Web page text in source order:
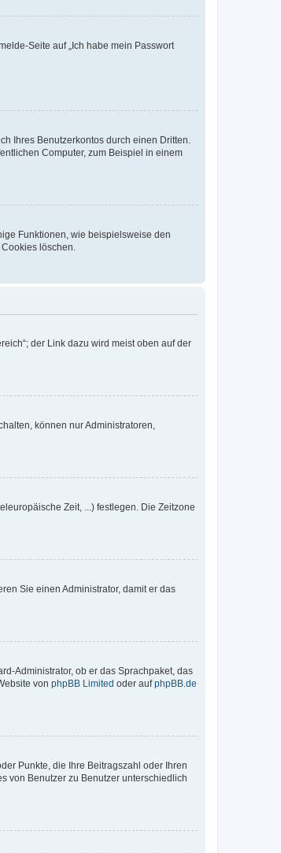
Seite auf „Ich habe mein Passwort
Ihres Benutzerkontos durch einen Dritten.
Computer, zum Beispiel in einem
Funktionen, wie beispielsweise den
löschen.
der Link dazu wird meist oben auf der
können nur Administratoren,
Zeit, ...) festlegen. Die Zeitzone
Sie einen Administrator, damit er das
Administrator, ob er das Sprachpaket, das
von phpBB Limited oder aufphpBB.de
Punkte, die Ihre Beitragszahl oder Ihren
von Benutzer zu Benutzer unterschiedlich